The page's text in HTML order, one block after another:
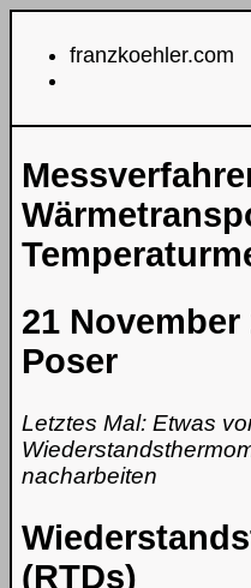
franzkoehler.com
21 November
Poser
Letztes Mal: Etwas
nacharbeiten
(RTDs)